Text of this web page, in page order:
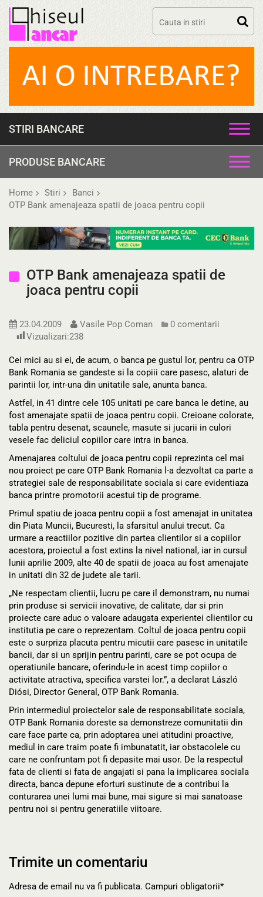
Skip
STIRI BANCARE
PRODUSE BANCARE
Home Stiri
Banci
OTP Bank amenajeaza spatii de joaca pentru copii
OTP Bank amenajeaza spatii de
joaca pentru copii
23.04.2009 Vasile Pop Coman
0 comentarii
Vizualizari:238
Cei mici au si ei, de acum, o banca pe gustul lor, pentru ca OTP
Bank Romania se gandeste si la copiii care pasesc, alaturi de
parintii lor, intr-una din unitatile sale, anunta banca.
Astfel, in 41 dintre cele 105 unitati pe care banca le detine, au
fost amenajate spatii de joaca pentru copii. Creioane colorate,
tabla pentru desenat, scaunele, masute si jucarii in culori
vesele fac deliciul copiilor care intra in banca.
Amenajarea coltului de joaca pentru copii reprezinta cel mai
nou proiect pe care OTP Bank Romania l-a dezvoltat ca parte a
strategiei sale de responsabilitate sociala si care evidentiaza
banca printre promotorii acestui tip de programe.
Primul spatiu de joaca pentru copii a fost amenajat in unitatea
din Piata Muncii, Bucuresti, la sfarsitul anului trecut. Ca
urmare a reactiilor pozitive din partea clientilor si a copiilor
acestora, proiectul a fost extins la nivel national, iar in cursul
lunii aprilie 2009, alte 40 de spatii de joaca au fost amenajate
in unitati din 32 de judete ale tarii.
„Ne respectam clientii, lucru pe care il demonstram, nu numai
prin produse si servicii inovative, de calitate, dar si prin
proiecte care aduc o valoare adaugata experientei clientilor cu
institutia pe care o reprezentam. Coltul de joaca pentru copii
este o surpriza placuta pentru micutii care pasesc in unitatile
bancii, dar si un sprijin pentru parinti, care se pot ocupa de
operatiunile bancare, oferindu-le in acest timp copiilor o
activitate atractiva, specifica varstei lor.”, a declarat László
Diósi, Director General, OTP Bank Romania.
Prin intermediul proiectelor sale de responsabilitate sociala,
OTP Bank Romania doreste sa demonstreze comunitatii din
care face parte ca, prin adoptarea unei atitudini proactive,
mediul in care traim poate fi imbunatatit, iar obstacolele cu
care ne confruntam pot fi depasite mai usor. De la respectul
fata de clienti si fata de angajati si pana la implicarea sociala
directa, banca depune eforturi sustinute de a contribui la
conturarea unei lumi mai bune, mai sigure si mai sanatoase
pentru noi si pentru generatiile viitoare.
Trimite un comentariu
Adresa de email nu va fi publicata. Campuri obligatorii*